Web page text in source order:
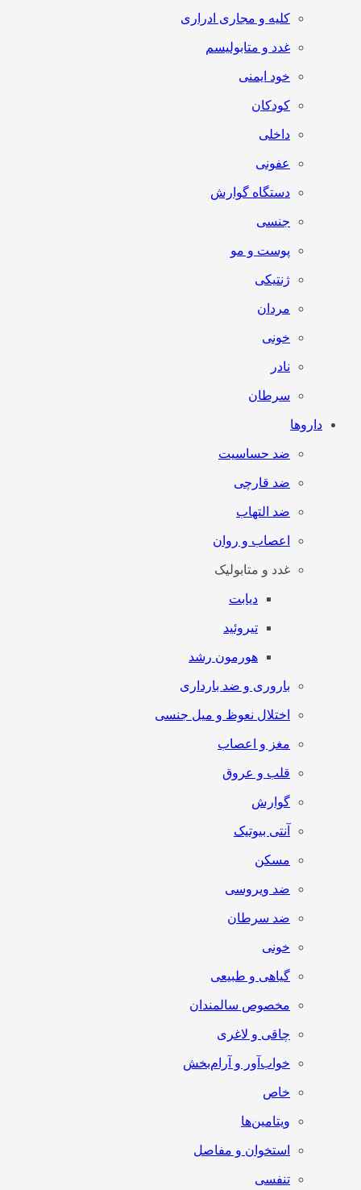
کلیه و مجاری ادراری
غدد و متابولیسم
خود ایمنی
کودکان
داخلی
عفونی
دستگاه گوارش
جنسی
پوست و مو
ژنتیکی
مردان
خونی
نادر
سرطان
داروها
ضد حساسیت
ضد قارچی
ضد التهاب
اعصاب و روان
غدد و متابولیک
دیابت
تیروئید
هورمون رشد
باروری و ضد بارداری
اختلال نعوظ و میل جنسی
مغز و اعصاب
قلب و عروق
گوارش
آنتی‌ بیوتیک
مسکن
ضد ویروسی
ضد سرطان
خونی
گیاهی و طبیعی
مخصوص سالمندان
چاقی و لاغری
خواب‌آور و آرام‌بخش
خاص
ویتامین‌ها
استخوان و مفاصل
تنفسی